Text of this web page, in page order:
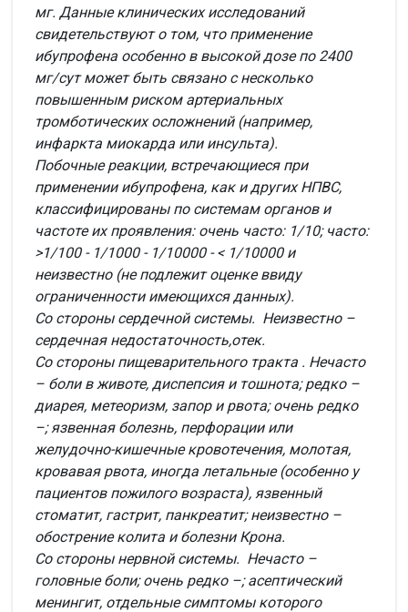
мг. Данные клинических исследований
свидетельствуют о том, что применение
ибупрофена особенно в высокой дозе по 2400
мг/сут может быть связано с несколько
повышенным риском артериальных
тромботических осложнений (например,
инфаркта миокарда или инсульта).
Побочные реакции, встречающиеся при
применении ибупрофена, как и других НПВС,
классифицированы по системам органов и
частоте их проявления: очень часто: 1/10; часто:
>1/100 - 1/1000 - 1/10000 - < 1/10000 и
неизвестно (не подлежит оценке ввиду
ограниченности имеющихся данных).
Со стороны сердечной системы. Неизвестно –
сердечная недостаточность,отек.
Со стороны пищеварительного тракта . Нечасто
– боли в животе, диспепсия и тошнота; редко –
диарея, метеоризм, запор и рвота; очень редко
–; язвенная болезнь, перфорации или
желудочно-кишечные кровотечения, молотая,
кровавая рвота, иногда летальные (особенно у
пациентов пожилого возраста), язвенный
стоматит, гастрит, панкреатит; неизвестно –
обострение колита и болезни Крона.
Со стороны нервной системы. Нечасто –
головные боли; очень редко –; асептический
менингит, отдельные симптомы которого